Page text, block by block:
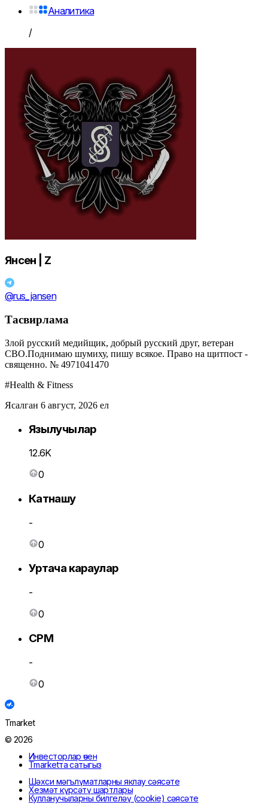
Аналитика
/
Янсен | Z
@rus_jansen
Тасвирлама
Злой русский медийщик, добрый русский друг, ветеран
СВО.Поднимаю шумиху, пишу всякое. Право на щитпост -
священно. № 4971041470
#Health & Fitness
Ясалган 6 август, 2026 ел
Язылучылар
12.6K
0
Катнашу
-
0
Уртача караулар
-
0
CPM
-
0
Tmarket
© 2026
Инвесторлар өчен
Tmarketта сатыгыз
Шәхси мәгълүматларны яклау сәясәте
Хезмәт күрсәтү шартлары
Кулланучыларны билгеләү (cookie) сәясәте